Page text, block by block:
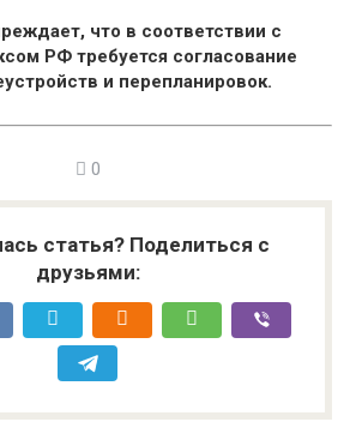
что в соответствии с
РФ требуется согласование
и перепланировок.
0
статья? Поделиться с
друзьями: